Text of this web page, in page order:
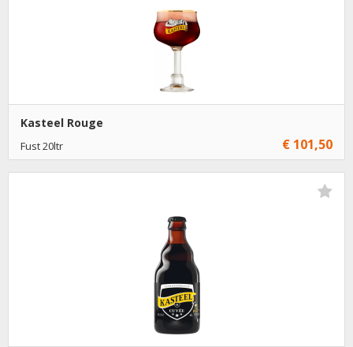
Kasteel Rouge
Fust 20ltr € 101,50